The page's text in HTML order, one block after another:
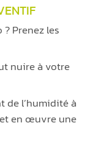
Prenez les
nuire à votre
de l’humidité à
en œuvre une